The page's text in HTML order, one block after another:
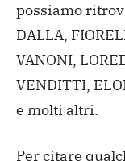
possiamo
DALLA,
VANONI,
VENDITTI,
e molti altri.
Per citare